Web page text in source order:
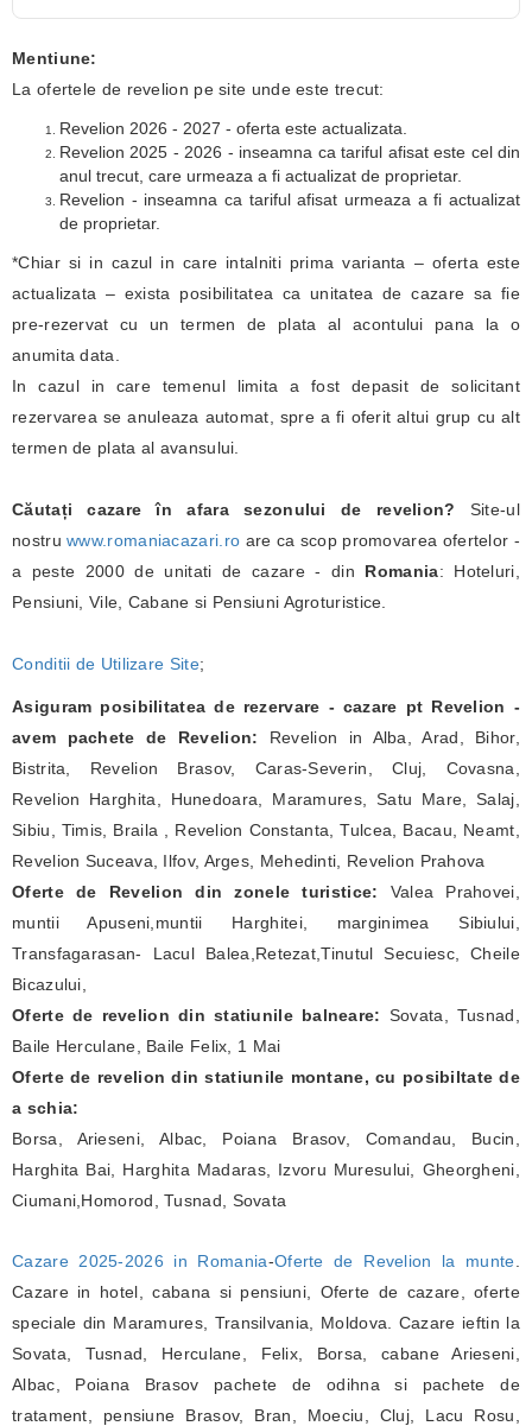
Mentiune:
La ofertele de revelion pe site unde este trecut:
Revelion 2026 - 2027 - oferta este actualizata.
Revelion 2025 - 2026 - inseamna ca tariful afisat este cel din
anul trecut, care urmeaza a fi actualizat de proprietar.
Revelion - inseamna ca tariful afisat urmeaza a fi actualizat
de proprietar.
*Chiar si in cazul in care intalniti prima varianta – oferta este
actualizata – exista posibilitatea ca unitatea de cazare sa fie
pre-rezervat cu un termen de plata al acontului pana la o
anumita data.
In cazul in care temenul limita a fost depasit de solicitant
rezervarea se anuleaza automat, spre a fi oferit altui grup cu alt
termen de plata al avansului.
Căutați cazare în afara sezonului de revelion? Site-ul
nostruwww.romaniacazari.ro are ca scop promovarea ofertelor -
a peste 2000 de unitati de cazare - din Romania: Hoteluri,
Pensiuni, Vile, Cabane si Pensiuni Agroturistice.
Conditii de Utilizare Site;
Asiguram posibilitatea de rezervare - cazare pt Revelion -
avem pachete de Revelion: Revelion in Alba, Arad, Bihor,
Bistrita, Revelion Brasov, Caras-Severin, Cluj, Covasna,
Revelion Harghita, Hunedoara, Maramures, Satu Mare, Salaj,
Sibiu, Timis, Braila , Revelion Constanta, Tulcea, Bacau, Neamt,
Revelion Suceava, Ilfov, Arges, Mehedinti, Revelion Prahova
Oferte de Revelion din zonele turistice: Valea Prahovei,
muntii Apuseni,muntii Harghitei, marginimea Sibiului,
Transfagarasan- Lacul Balea,Retezat,Tinutul Secuiesc, Cheile
Bicazului,
Oferte de revelion din statiunile balneare: Sovata, Tusnad,
Baile Herculane, Baile Felix, 1 Mai
Oferte de revelion din statiunile montane, cu posibiltate de
a schia:
Borsa, Arieseni, Albac, Poiana Brasov, Comandau, Bucin,
Harghita Bai, Harghita Madaras, Izvoru Muresului, Gheorgheni,
Ciumani,Homorod, Tusnad, Sovata
Cazare 2025-2026 in Romania-Oferte de Revelion la munte
Cazare in hotel, cabana si pensiuni, Oferte de cazare, oferte
speciale din Maramures, Transilvania, Moldova. Cazare ieftin la
Sovata, Tusnad, Herculane, Felix, Borsa, cabane Arieseni,
Albac, Poiana Brasov pachete de odihna si pachete de
tratament, pensiune Brasov, Bran, Moeciu, Cluj, Lacu Rosu,